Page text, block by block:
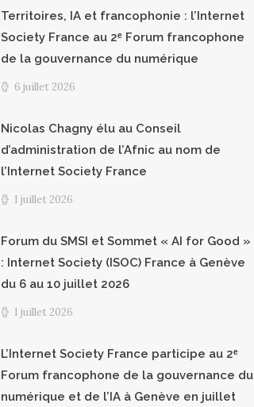
Territoires, IA et francophonie : l’Internet
Society France au 2ᵉ Forum francophone
de la gouvernance du numérique
6 juillet 2026
Nicolas Chagny élu au Conseil
d’administration de l’Afnic au nom de
l’Internet Society France
1 juillet 2026
Forum du SMSI et Sommet « AI for Good »
: Internet Society (ISOC) France à Genève
du 6 au 10 juillet 2026
1 juillet 2026
L’Internet Society France participe au 2ᵉ
Forum francophone de la gouvernance du
numérique et de l’IA à Genève en juillet